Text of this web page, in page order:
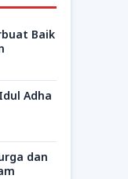
Baik
Adha
dan